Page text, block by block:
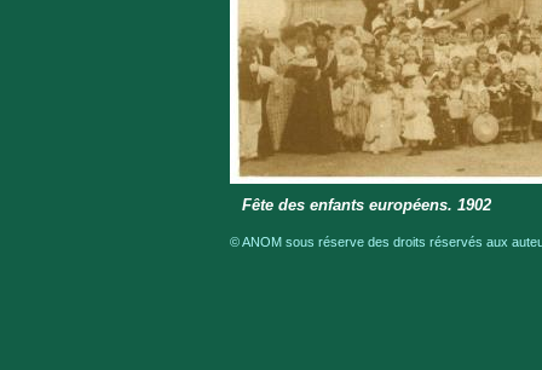
Fête des enfants européens. 1902
© ANOM sous réserve des droits réservés aux